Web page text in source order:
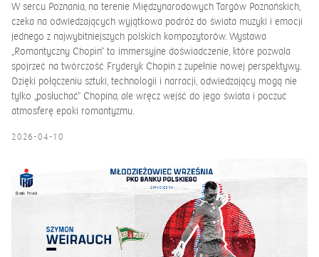
W sercu Poznania, na terenie Międzynarodowych Targów Poznańskich,
czeka na odwiedzających wyjątkowa podróż do świata muzyki i emocji
jednego z najwybitniejszych polskich kompozytorów. Wystawa
„Romantyczny Chopin” to immersyjne doświadczenie, które pozwala
spojrzeć na twórczość Fryderyk Chopin z zupełnie nowej perspektywy.
Dzięki połączeniu sztuki, technologii i narracji, odwiedzający mogą nie
tylko „posłuchać” Chopina, ale wręcz wejść do jego świata i poczuć
atmosferę epoki romantyzmu.
2026-04-10